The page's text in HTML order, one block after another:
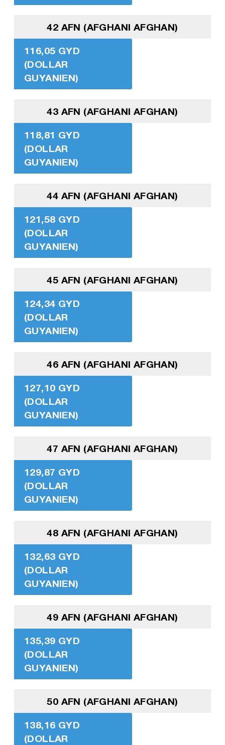
42 AFN (AFGHANI AFGHAN)
116,05 GYD
(DOLLAR
GUYANIEN)
43 AFN (AFGHANI AFGHAN)
118,81 GYD
(DOLLAR
GUYANIEN)
44 AFN (AFGHANI AFGHAN)
121,58 GYD
(DOLLAR
GUYANIEN)
45 AFN (AFGHANI AFGHAN)
124,34 GYD
(DOLLAR
GUYANIEN)
46 AFN (AFGHANI AFGHAN)
127,10 GYD
(DOLLAR
GUYANIEN)
47 AFN (AFGHANI AFGHAN)
129,87 GYD
(DOLLAR
GUYANIEN)
48 AFN (AFGHANI AFGHAN)
132,63 GYD
(DOLLAR
GUYANIEN)
49 AFN (AFGHANI AFGHAN)
135,39 GYD
(DOLLAR
GUYANIEN)
50 AFN (AFGHANI AFGHAN)
138,16 GYD
(DOLLAR